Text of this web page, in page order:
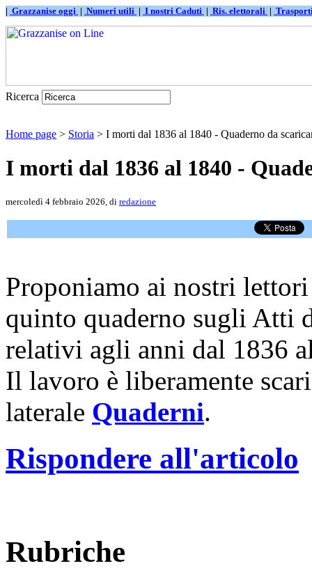
| Grazzanise oggi | Numeri utili | I nostri Caduti | Ris. elettorali |
Ricerca
Home page > Storia > I morti dal 1836 al 1840 - Quaderno da
I morti dal 1836 al 1840 -
mercoledì 4 febbraio 2026, di redazione
Proponiamo ai nostri
quinto quaderno sugli Atti
relativi agli anni dal 1836
Il lavoro è liberamente
laterale Quaderni.
Rispondere all'articolo
Rubriche